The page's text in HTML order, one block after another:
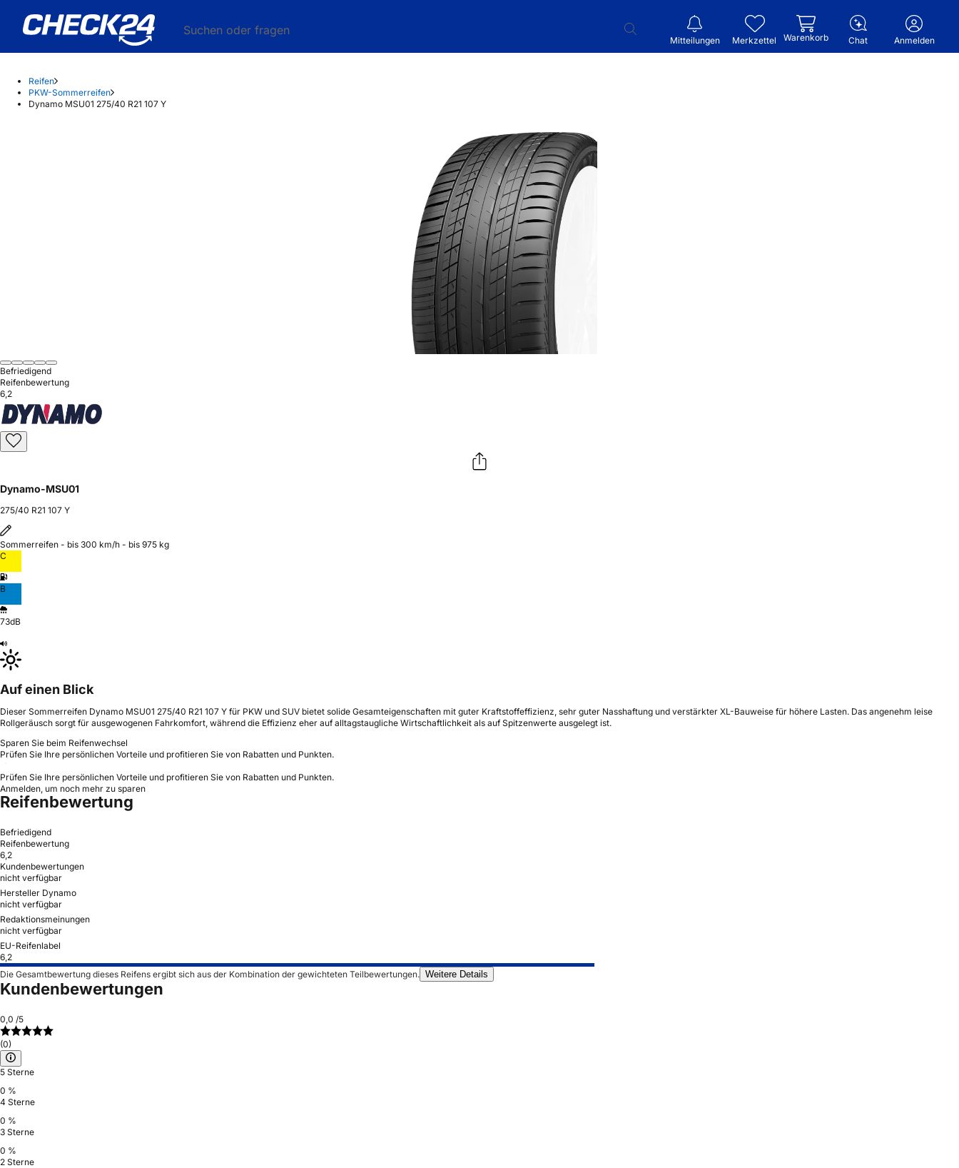
Suchen oder fragen
Mitteilungen Merkzettel Warenkorb Chat Anmelden
Reifen
PKW-Sommerreifen
Dynamo MSU01 275/40 R21 107 Y
Befriedigend
Reifenbewertung
6,2
Dynamo-MSU01
275/40 R21 107 Y
Sommerreifen - bis 300 km/h - bis 975 kg
C
B
73dB
Auf einen Blick
Dieser Sommerreifen Dynamo MSU01 275/40 R21 107 Y für PKW und SUV bietet solide Gesamteigenschaften mit guter Kraftstoffeffizienz, sehr guter Nasshaftung und verstärkter XL-Bauweise für höhere Lasten. Das angenehm leise
Rollgeräusch sorgt für ausgewogenen Fahrkomfort, während die Effizienz eher auf alltagstaugliche Wirtschaftlichkeit als auf Spitzenwerte ausgelegt ist.
Sparen Sie beim Reifenwechsel
Prüfen Sie Ihre persönlichen Vorteile und profitieren Sie von Rabatten und Punkten.
Prüfen Sie Ihre persönlichen Vorteile und profitieren Sie von Rabatten und Punkten.
Anmelden, um noch mehr zu sparen
Reifenbewertung
Befriedigend
Reifenbewertung
6,2
Kundenbewertungen
nicht verfügbar
Hersteller Dynamo
nicht verfügbar
Redaktionsmeinungen
nicht verfügbar
EU-Reifenlabel
6,2
Die Gesamtbewertung dieses Reifens ergibt sich aus der Kombination der gewichteten Teilbewertungen. Weitere Details
Kundenbewertungen
0,0 /5
(0)
5 Sterne
0 %
4 Sterne
0 %
3 Sterne
0 %
2 Sterne